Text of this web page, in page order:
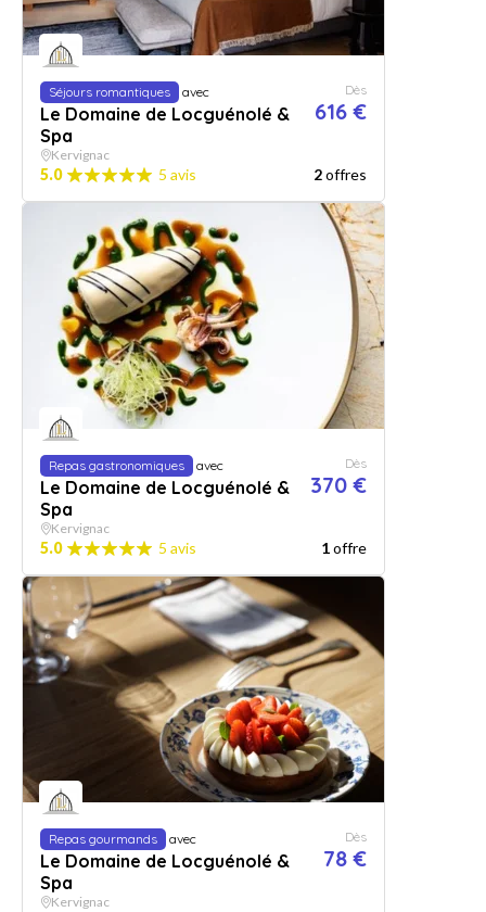
Séjours romantiques avec
Le Domaine de Locguénolé &
Spa
Dès
616 €
Kervignac
5.0 5 avis 2offres
Repas gastronomiques avec
Le Domaine de Locguénolé &
Spa
Dès
370 €
Kervignac
5.0 5 avis 1offre
Repas gourmands avec
Le Domaine de Locguénolé &
Spa
Dès
78 €
Kervignac